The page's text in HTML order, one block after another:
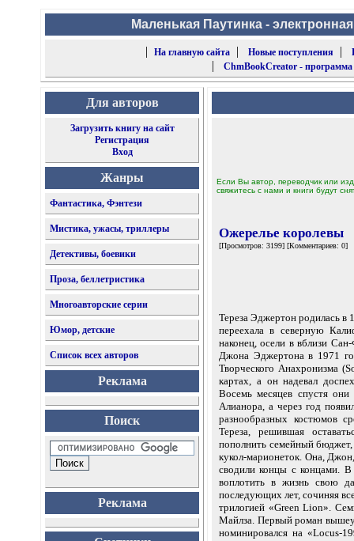
Маленькая Паутинка -
|
На главную сайта| Новые поступления |
| ChmBookCreator -
Для авторов
Загрузить книгу на сайт
Регистрация
Вход
Жанры
Фантастика, Фэнтези
Мистика, ужасы, триллеры
Детективы, боевики
Проза, беллетристика
Многоавторские серии
Юмор, детские
Список всех авторов
Реклама
Поиск
Реклама
Если Вы автор, переводчик или
свяжитесь с нами и книги будут
Ожерелье королевы
[Просмотров: 3199] [Комментариев: 0]
Тереза Эджертон родилась в
переехала в северную
наконец, осели в вблизи
Джона Эджертона в 1971
Творческого Анахронизма
картах, а он надевал
Восемь месяцев спустя
Алианора, а через год
разнообразных костюмов
Тереза, решившая
пополнить семейный бюджет,
кукол-марионеток. Она,
сводили концы с концами. В
воплотить в жизнь свою
последующих лет, сочиняя
трилогией «Green Lion».
Майлза. Первый роман
номинировался на «Locus-